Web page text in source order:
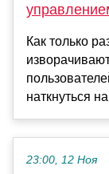
Как только
наткнуться
23:00, 12 Ноя